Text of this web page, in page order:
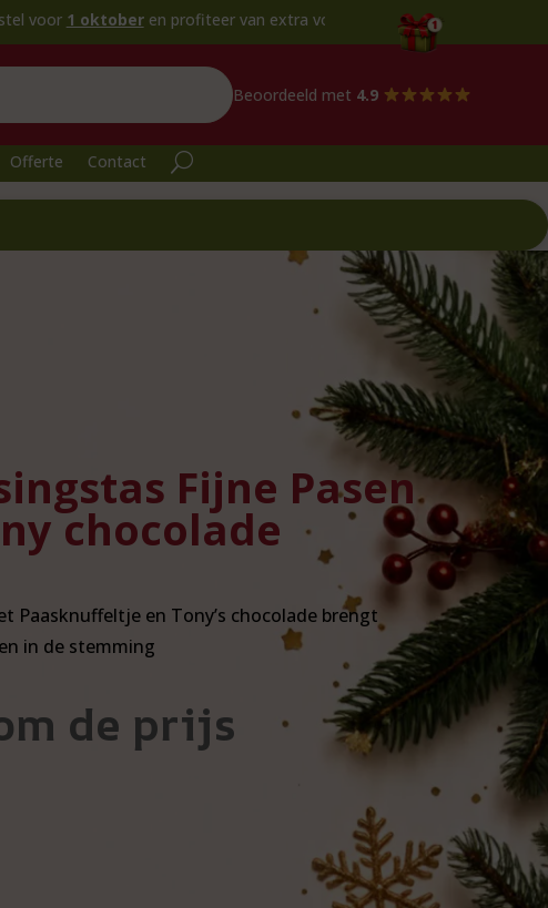
en profiteer van extra voordeel!
Beoordeeld met 4.9
Offerte Contact
Fijne Pasen
chocolade
Paasknuffeltje en Tony’s chocolade brengt
in de stemming
de prijs